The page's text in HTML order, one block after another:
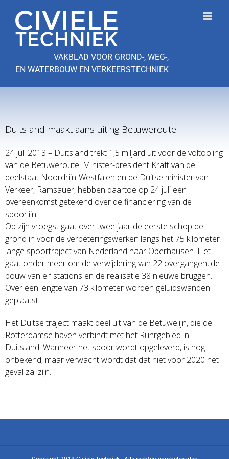
naar
inhoud
VAKBLAD VOOR GROND-, WEG-,
EN WATERBOUW EN VERKEERSTECHNIEK
Duitsland maakt aansluiting Betuweroute
24 juli 2013 – Duitsland trekt 1,5 miljard uit voor de voltooiing
van de Betuweroute. Minister-president Kraft van de
deelstaat Noordrijn-Westfalen en de Duitse minister van
Verkeer, Ramsauer, hebben daartoe op 24 juli een
overeenkomst getekend over de financiering van de
spoorlijn.
Op zijn vroegst gaat over twee jaar de eerste schop de
grond in voor de verbeteringswerken langs het 75 kilometer
lange spoortraject van Nederland naar Oberhausen. Het
gaat onder meer om de verwijdering van 22 overgangen, de
bouw van elf stations en de realisatie 38 nieuwe bruggen.
Over een lengte van 73 kilometer worden geluidswanden
geplaatst.
Het Duitse traject maakt deel uit van de Betuwelijn, die de
Rotterdamse haven verbindt met het Ruhrgebied in
Duitsland. Wanneer het spoor wordt opgeleverd, is nog
onbekend, maar verwacht wordt dat dat niet voor 2020 het
geval zal zijn.